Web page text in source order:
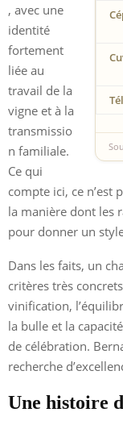
, avec une
identité
fortement
liée au
travail de la
vigne et à la
transmissio
n familiale.
Ce qui
compte ici, ce n’est
la manière dont les
pour donner un
Dans les faits, un
critères très
vinification,
la bulle et la
de célébration.
recherche
Une histoire